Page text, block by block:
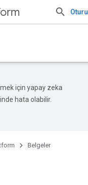
için yapay zeka
hata olabilir.
Belgeler